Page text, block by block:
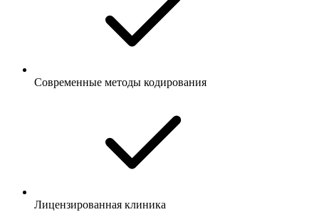
Современные методы кодирования
Лицензированная клиника